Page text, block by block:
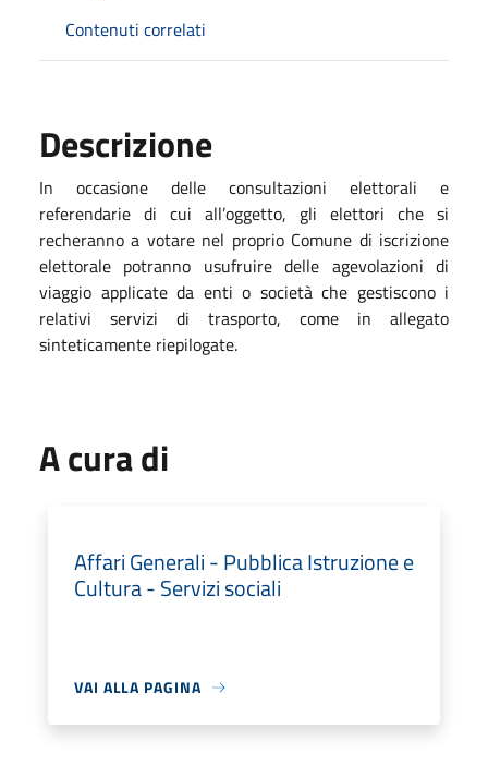
Contenuti correlati
Descrizione
In occasione delle consultazioni elettorali e
referendarie di cui all’oggetto, gli elettori che si
recheranno a votare nel proprio Comune di iscrizione
elettorale potranno usufruire delle agevolazioni di
viaggio applicate da enti o società che gestiscono i
relativi servizi di trasporto, come in allegato
sinteticamente riepilogate.
A cura di
Affari Generali - Pubblica Istruzione e
Cultura - Servizi sociali
VAI ALLA PAGINA